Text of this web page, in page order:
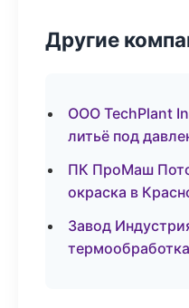
Другие
ООО TechPlant
литьё под
ПК ПроМаш
окраска в
Завод